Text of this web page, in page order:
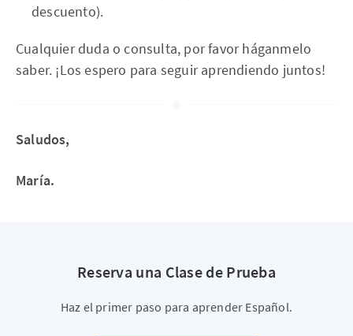
descuento).
Cualquier duda o consulta, por favor háganmelo
saber. ¡Los espero para seguir aprendiendo juntos!
Saludos,
María.
Reserva una Clase de Prueba
Haz el primer paso para aprender Español.